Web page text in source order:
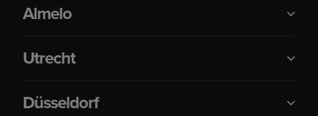
Almelo
Utrecht
Düsseldorf